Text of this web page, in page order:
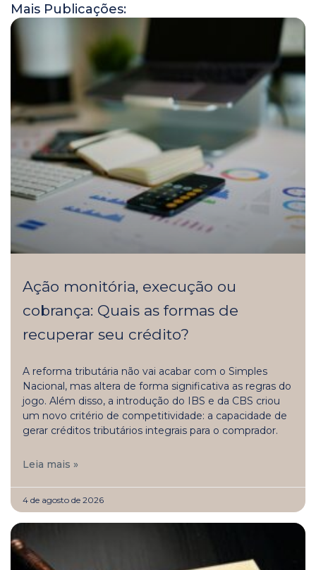
Mais Publicações:
Ação monitória, execução ou
cobrança: Quais as formas de
recuperar seu crédito?
A reforma tributária não vai acabar com o Simples
Nacional, mas altera de forma significativa as regras do
jogo. Além disso, a introdução do IBS e da CBS criou
um novo critério de competitividade: a capacidade de
gerar créditos tributários integrais para o comprador.
Leia mais »
4 de agosto de 2026